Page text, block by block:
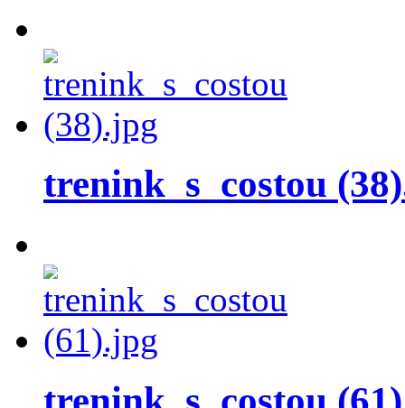
trenink_s_costou